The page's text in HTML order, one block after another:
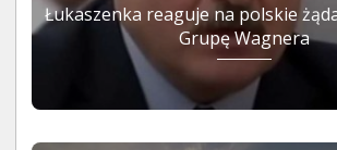
Łukaszenka reaguje na polskie
Grupę Wagnera